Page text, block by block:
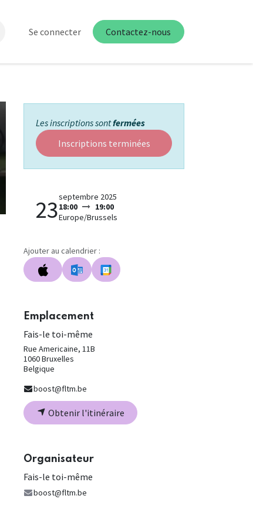
Se connecter Contactez-nous
Les inscriptions sontfermées
Inscriptions terminées
23septembre 2025
18:00
19:00
Europe/Brussels
Ajouter au calendrier :
Emplacement
Fais-le toi-même
Rue Americaine, 11B
1060 Bruxelles
Belgique
boost@fltm.be
Obtenir l'itinéraire
Organisateur
Fais-le toi-même
boost@fltm.be